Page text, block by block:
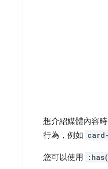
想介紹媒體內容
行為，例如
您可以使用